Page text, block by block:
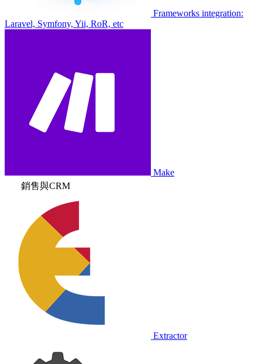
Frameworks integration:
Laravel, Symfony, Yii, RoR, etc
Make
銷售與CRM
Extractor